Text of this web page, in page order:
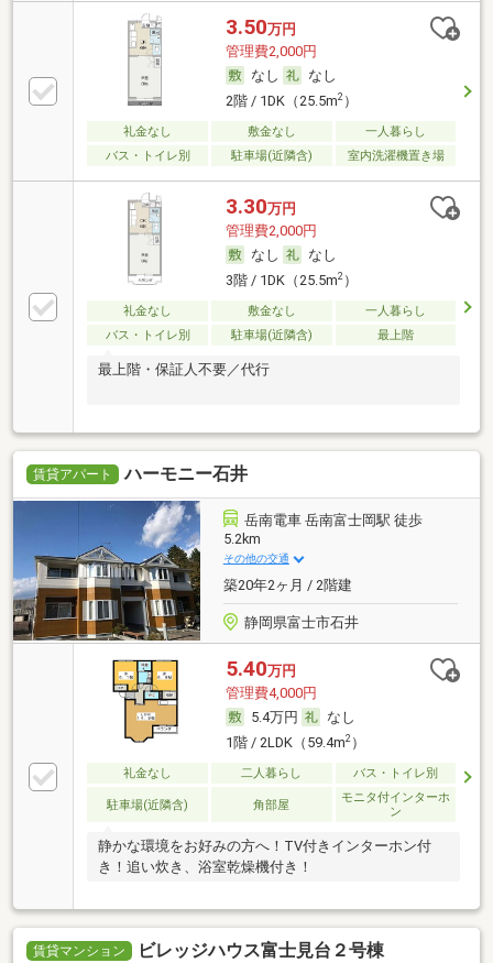
3.50万円
管理費2,000円
なし
なし
2階 / 1DK（25.5m2）
礼金なし 敷金なし
一人暮らし
バス・トイレ別
駐車場(近隣含) 室内洗濯機置き場
3.30万円
管理費2,000円
なし
なし
3階 / 1DK（25.5m2）
礼金なし 敷金なし
一人暮らし
バス・トイレ別
駐車場(近隣含) 最上階
最上階・保証人不要／代行
賃貸アパート ハーモニー石井
岳南電車 岳南富士岡駅 徒歩
5.2km
その他の交通
築20年2ヶ月 / 2階建
静岡県富士市石井
5.40万円
管理費4,000円
5.4万円
なし
1階 / 2LDK（59.4m2）
礼金なし 二人暮らし バス・トイレ別
駐車場(近隣含) 角部屋
モニタ付インターホ
ン
静かな環境をお好みの方へ！TV付きインターホン付
き！追い炊き、浴室乾燥機付き！
賃貸マンション ビレッジハウス富士見台２号棟